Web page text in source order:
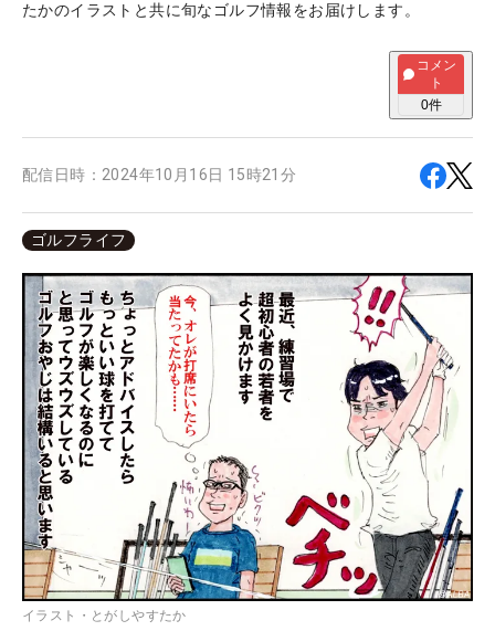
たかのイラストと共に旬なゴルフ情報をお届けします。
コメン
ト
0件
配信日時： 2024年10月16日 15時21分
ゴルフライフ
イラスト・とがしやすたか